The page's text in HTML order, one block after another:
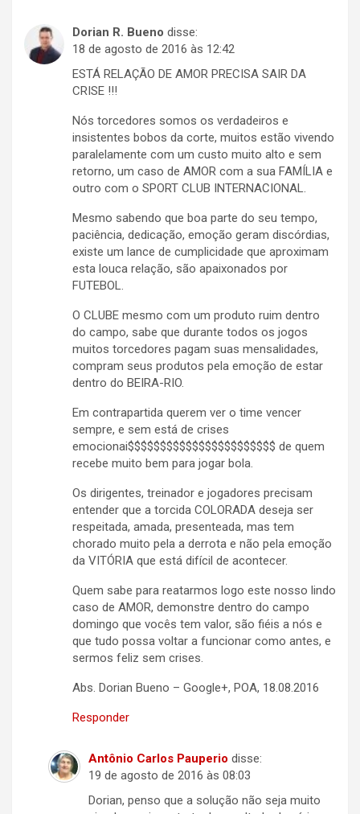
Dorian R. Bueno disse:
18 de agosto de 2016 às 12:42
ESTÁ RELAÇÃO DE AMOR PRECISA SAIR DA
CRISE !!!
Nós torcedores somos os verdadeiros e
insistentes bobos da corte, muitos estão vivendo
paralelamente com um custo muito alto e sem
retorno, um caso de AMOR com a sua FAMÍLIA e
outro com o SPORT CLUB INTERNACIONAL.
Mesmo sabendo que boa parte do seu tempo,
paciência, dedicação, emoção geram discórdias,
existe um lance de cumplicidade que aproximam
esta louca relação, são apaixonados por
FUTEBOL.
O CLUBE mesmo com um produto ruim dentro
do campo, sabe que durante todos os jogos
muitos torcedores pagam suas mensalidades,
compram seus produtos pela emoção de estar
dentro do BEIRA-RIO.
Em contrapartida querem ver o time vencer
sempre, e sem está de crises
emocionai$$$$$$$$$$$$$$$$$$$$$$$ de quem
recebe muito bem para jogar bola.
Os dirigentes, treinador e jogadores precisam
entender que a torcida COLORADA deseja ser
respeitada, amada, presenteada, mas tem
chorado muito pela a derrota e não pela emoção
da VITÓRIA que está difícil de acontecer.
Quem sabe para reatarmos logo este nosso lindo
caso de AMOR, demonstre dentro do campo
domingo que vocês tem valor, são fiéis a nós e
que tudo possa voltar a funcionar como antes, e
sermos feliz sem crises.
Abs. Dorian Bueno – Google+, POA, 18.08.2016
Responder
Antônio Carlos Pauperio disse:
19 de agosto de 2016 às 08:03
Dorian, penso que a solução não seja muito